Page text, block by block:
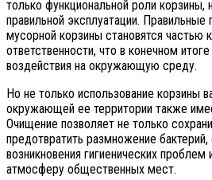
только функциональной роли корзины,
правильной эксплуатации. Правильные
мусорной корзины становятся частью
ответственности, что в конечном
воздействия на окружающую среду.
Но не только использование корзины
окружающей ее территории также
Очищение позволяет не только
предотвратить размножение бактерий,
возникновения гигиенических проблем
атмосферу общественных мест.